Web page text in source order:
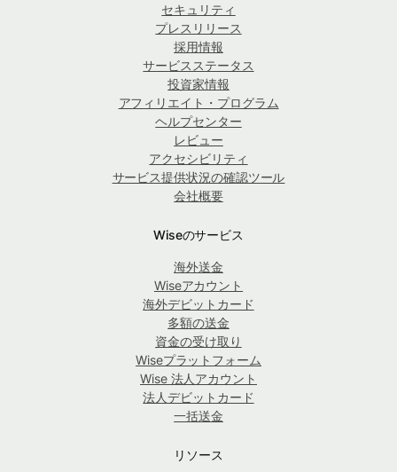
セキュリティ
プレスリリース
採用情報
サービスステータス
投資家情報
アフィリエイト・プログラム
ヘルプセンター
レビュー
アクセシビリティ
サービス提供状況の確認ツール
会社概要
Wiseのサービス
海外送金
Wiseアカウント
海外デビットカード
多額の送金
資金の受け取り
Wiseプラットフォーム
Wise 法人アカウント
法人デビットカード
一括送金
リソース